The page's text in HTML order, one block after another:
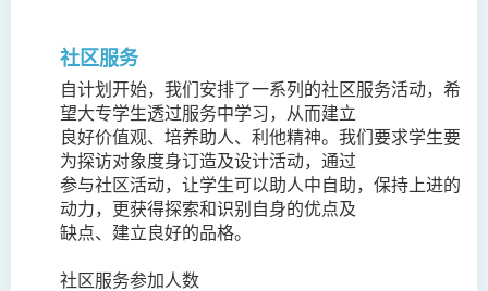
社区服务
自计划开始，我们安排了一系列的社区服务活动，希
望大专学生透过服务中学习，从而建立
良好价值观、培养助人、利他精神。我们要求学生要
为探访对象度身订造及设计活动，通过
参与社区活动，让学生可以助人中自助，保持上进的
动力，更获得探索和识别自身的优点及
缺点、建立良好的品格。
社区服务参加人数